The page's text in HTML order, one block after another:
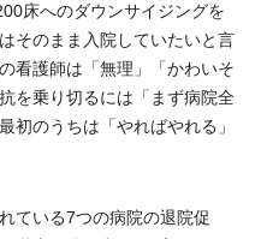
床へのダウンサイジングを
そのまま入院していたいと言
看護師は「無理」「かわいそ
を乗り切るには「まず病院全
初のうちは「やればやれる」
ている7つの病院の退院促